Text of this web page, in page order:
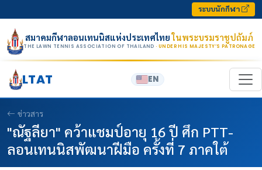
ระบบนักกีฬา
สมาคมกีฬาลอนเทนนิสแห่งประเทศไทยในพระบรมราชูปถัมภ์
THE LAWN TENNIS ASSOCIATION OF THAILAND · UNDER HIS MAJESTY’S PATRONAGE
LTAT EN
ข่าวสาร
"ณัฐลียา" คว้าแชมป์อายุ 16 ปี ศึก PTT-
ลอนเทนนิสพัฒนาฝีมือ ครั้งที่ 7 ภาคใต้